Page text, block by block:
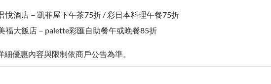
悅酒店－凱菲屋下午茶75折 / 彩日本料理午餐75折
福大飯店－palette彩匯自助餐午或晚餐85折
細優惠內容與限制依商戶公告為準。